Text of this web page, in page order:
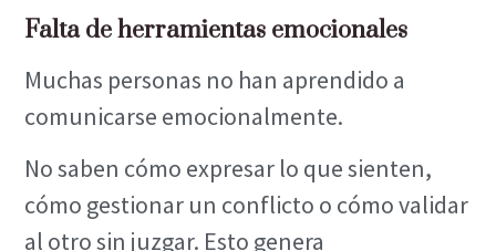
Falta de herramientas emocionales
Muchas personas no han aprendido a
comunicarse emocionalmente.
No saben cómo expresar lo que sienten,
cómo gestionar un conflicto o cómo validar
al otro sin juzgar. Esto genera